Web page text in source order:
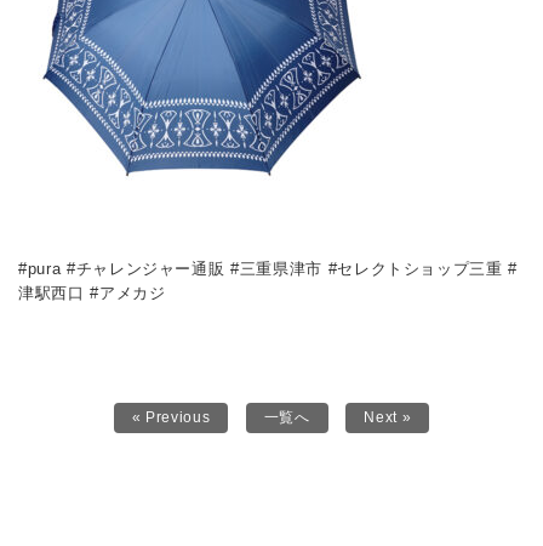
#pura #チャレンジャー通販 #三重県津市 #セレクトショップ三重 #
津駅西口 #アメカジ
« Previous 一覧へ Next »